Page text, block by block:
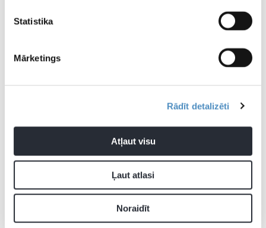
Statistika
Mārketings
Rādīt detalizēti
Atļaut visu
Ļaut atlasi
Noraidīt
NBA diskvalificē Bruksu; Grīnam
naudas sods; Smārts cer atgriezties
– Gerijs šobrīd ir slimnīcā!